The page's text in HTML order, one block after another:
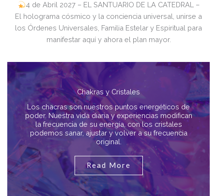
4 de Abril 2027 – EL SANTUARIO DE LA CATEDRAL –
El holograma cósmico y la conciencia universal, unirse a
los Órdenes Universales, Familia Estelar y Espiritual para
manifestar aquí y ahora el plan mayor.
Chakras y Cristales
Los chacras son nuestros puntos energéticos de
poder. Nuestra vida diaria y experiencias modifican
la frecuencia de su energía, con los cristales
podemos sanar, ajustar y volver a su frecuencia
original.
Read More